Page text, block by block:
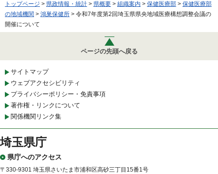
トップページ > 県政情報・統計 > 県概要 > 組織案内 > 保健医療部 > 保健医療部
の地域機関 > 鴻巣保健所 > 令和7年度第2回埼玉県県央地域医療構想調整会議の
開催について
ページの先頭へ戻る
サイトマップ
ウェブアクセシビリティ
プライバシーポリシー・免責事項
著作権・リンクについて
関係機関リンク集
埼玉県庁
県庁へのアクセス
〒330-9301 埼玉県さいたま市浦和区高砂三丁目15番1号